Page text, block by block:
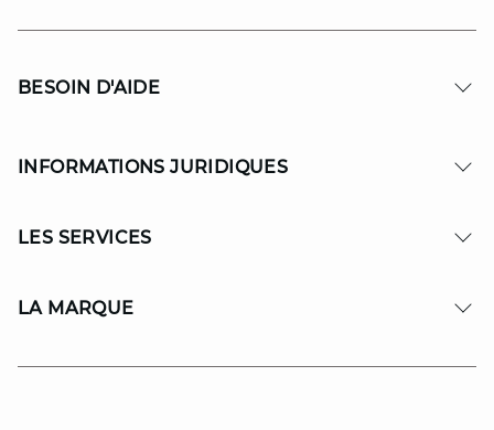
BESOIN D'AIDE
INFORMATIONS JURIDIQUES
LES SERVICES
LA MARQUE